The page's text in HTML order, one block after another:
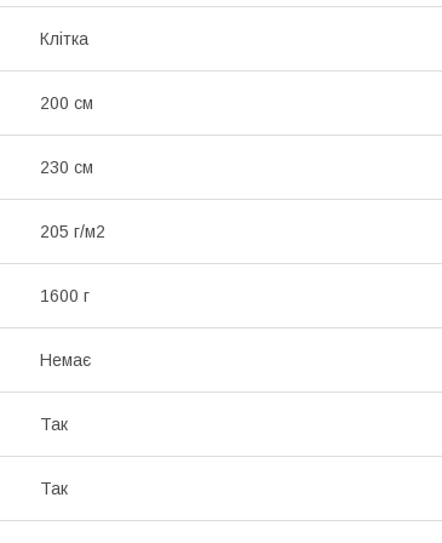
Клітка
200 см
230 см
205 г/м2
1600 г
Немає
Так
Так